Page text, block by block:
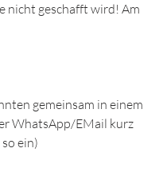
nicht geschafft wird! Am
gemeinsam in einem
WhatsApp/EMail kurz
ein)